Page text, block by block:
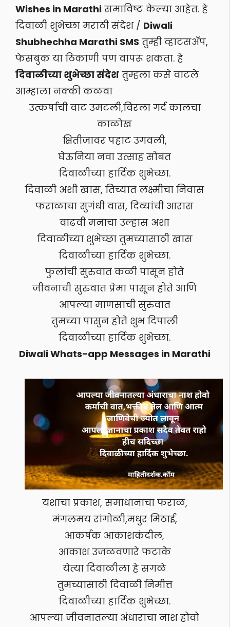
Wishes in Marathi समाविष्ट केल्या आहेत. हे
दिवाळी शुभेच्छा मराठी संदेश / Diwali
Shubhechha Marathi SMS तुम्ही व्हाटसअँप,
फेसबुक या ठिकाणी पण वापरू शकता. हे
दिवाळीच्या शुभेच्छा संदेश तुम्हला कसे वाटले
आम्हाला नक्की कळवा
उत्कर्षाची वाट उमटली,विरला गर्द कालचा
काळोख
क्षितीजावर पहाट उगवली,
घेऊनिया नवा उत्साह सोबत
दिवाळीच्या हार्दिक शुभेच्छा.
दिवाळी अशी खास, तिच्यात लक्ष्मीचा निवास
फराळाचा सुगंधी वास, दिव्यांची आरास
वाढवी मनाचा उल्हास अशा
दिवाळीच्या शुभेच्छा तुमच्यासाठी खास
दिवाळीच्या हार्दिक शुभेच्छा.
फुलांची सुरुवात कळी पासून होते
जीवनाची सुरुवात प्रेमा पासून होते आणि
आपल्या माणसांची सुरुवात
तुमच्या पासुन होते शुभ दिपाली
दिवाळीच्या हार्दिक शुभेच्छा.
Diwali Whats-app Messages in Marathi
यशाचा प्रकाश, समाधानाचा फराळ,
मंगलमय रांगोळी,मधुर मिठाई,
आकर्षक आकाशकंदील,
आकाश उजळवणारे फटाके
येत्या दिवाळीला हे सगळे
तुमच्यासाठी दिवाळी निमीत्त
दिवाळीच्या हार्दिक शुभेच्छा.
आपल्या जीवनातल्या अंधाराचा नाश होवो